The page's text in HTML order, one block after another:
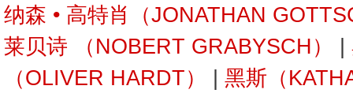
纳森 • 高特肖（JONATHAN
莱贝诗 （NOBERT GRABYSCH）
（OLIVER HARDT）
黑斯（